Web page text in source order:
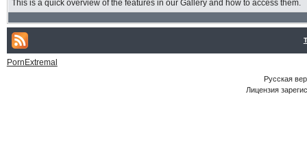
This is a quick overview of the features in our Gallery and how to access them.
PornExtremal
Русская
Лицензия